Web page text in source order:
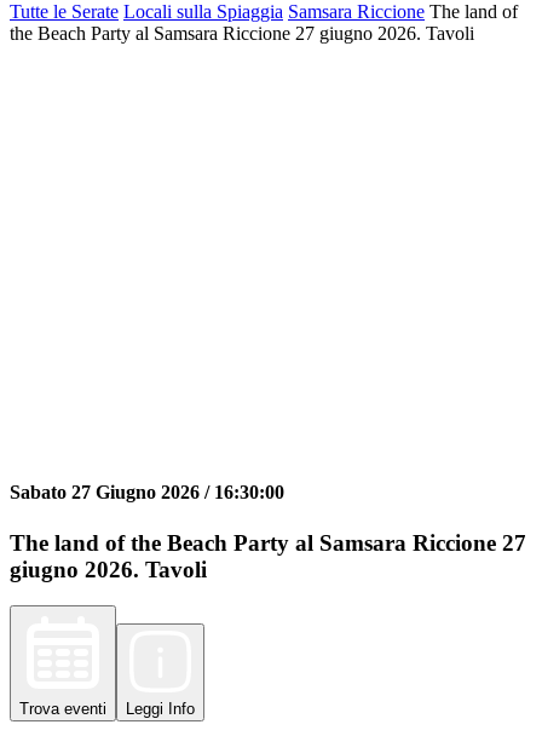
Tutte le Serate Locali sulla Spiaggia Samsara Riccione The land of
the Beach Party al Samsara Riccione 27 giugno 2026. Tavoli
Sabato 27 Giugno 2026 / 16:30:00
The land of the Beach Party al Samsara Riccione 27
giugno 2026. Tavoli
Trova eventi Leggi Info